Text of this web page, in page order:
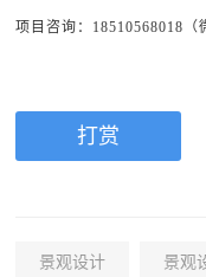
项目咨询：18510568018（
打赏
景观设计 景观